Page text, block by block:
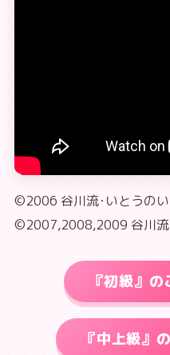
©2006 谷川流･いとうの
©2007,2008,2009 谷川流
『初級』
『中上級』